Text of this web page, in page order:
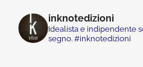
inknotedizioni
Idealista e indipendente
segno. #inknotedizioni